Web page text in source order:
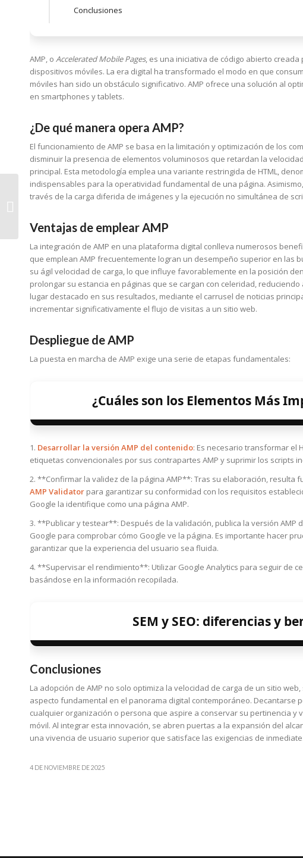
Conclusiones
AMP, o Accelerated Mobile Pages, es una iniciativa de código abierto
dispositivos móviles. La era digital ha transformado el modo en que
móviles han sido un obstáculo significativo. AMP ofrece una solución al
en smartphones y tablets.
¿De qué manera opera AMP?
El funcionamiento de AMP se basa en la limitación y optimización de los
disminuir la presencia de elementos voluminosos que retardan la
principal. Esta metodología emplea una variante restringida de HTML,
indispensables para la operatividad fundamental de una página.
través de la carga diferida de imágenes y la ejecución no simultánea de
Ventajas de emplear AMP
La integración de AMP en una plataforma digital conlleva numerosos
que emplean AMP frecuentemente logran un desempeño superior en las
su ágil velocidad de carga, lo que influye favorablemente en la posición
prolongar su estancia en páginas que se cargan con celeridad,
lugar destacado en sus resultados, mediante el carrusel de noticias
incrementar significativamente el flujo de visitas a un sitio web.
Despliegue de AMP
La puesta en marcha de AMP exige una serie de etapas fundamentales:
¿Cuáles son los Elementos Más
1. Desarrollar la versión AMP del contenido: Es necesario transformar el
etiquetas convencionales por sus contrapartes AMP y suprimir los scripts
2. **Confirmar la validez de la página AMP**: Tras su elaboración,
AMP Validator para garantizar su conformidad con los requisitos
Google la identifique como una página AMP.
3. **Publicar y testear**: Después de la validación, publica la versión AMP
Google para comprobar cómo Google ve la página. Es importante hacer
garantizar que la experiencia del usuario sea fluida.
4. **Supervisar el rendimiento**: Utilizar Google Analytics para seguir de
basándose en la información recopilada.
SEM y SEO: diferencias y
Conclusiones
La adopción de AMP no solo optimiza la velocidad de carga de un sitio
aspecto fundamental en el panorama digital contemporáneo. Decantarse
cualquier organización o persona que aspire a conservar su pertinencia
móvil. Al integrar esta innovación, se abren puertas a la expansión del
una vivencia de usuario superior que satisface las exigencias de
4 DE NOVIEMBRE DE 2025
Mi empresa es víctima